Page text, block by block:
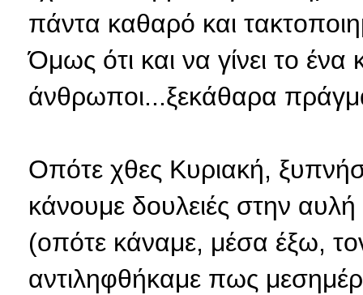
πάντα καθαρό και
Όμως ότι και να γίνει το
άνθρωποι...ξεκάθαρα
Οπότε χθες Κυριακή,
κάνουμε δουλειές στην
(οπότε κάναμε, μέσα έξω,
αντιληφθήκαμε πως